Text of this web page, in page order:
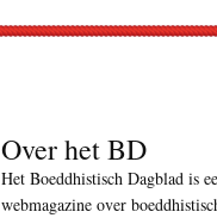
Over het BD
Het Boeddhistisch Dagblad is
webmagazine over